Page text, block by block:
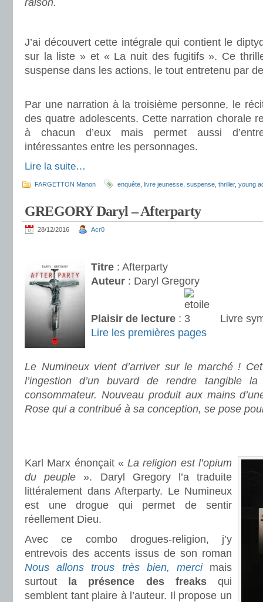
raison.
J’ai découvert cette intégrale qui contient le
sur la liste » et « La nuit des fugitifs ». Ce
suspense dans les actions, le tout entretenu par
Par une narration à la troisième personne, le
des quatre adolescents. Cette narration chorale
à chacun d’eux mais permet aussi
intéressantes entre les personnages.
Lire la suite…
FARGETTON Manon enquête livre jeunesse suspense thriller, young
GREGORY Daryl – Afterparty
28/12/2016 Acr0
Titre : Afterparty
Auteur : Daryl Gregory
Plaisir de lecture :
Livre
Lire les premières pages
Le Numineux vient d’arriver sur le marché !
l’ingestion d’un buvard de rendre tangible
consommateur. Nouveau produit aux mains
Rose qui a contribué à sa conception, se pose
Karl Marx énonçait « La religion est l’opium
du peuple ». Daryl Gregory l’a traduite
littéralement dans Afterparty. Le Numineux
est une drogue qui permet de sentir
réellement Dieu.
Avec ce combo drogues-religion, j’y
entrevois des accents issus de son roman
Nous allons trous très bien, mercimais
surtout
la présence des freaksqui
semblent tant plaire à l’auteur. Il propose un